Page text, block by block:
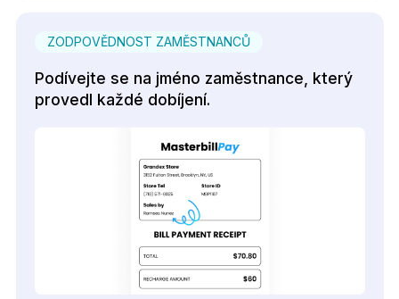
ZODPOVĚDNOST ZAMĚSTNANCŮ
Podívejte se na jméno zaměstnance, který
provedl každé dobíjení.